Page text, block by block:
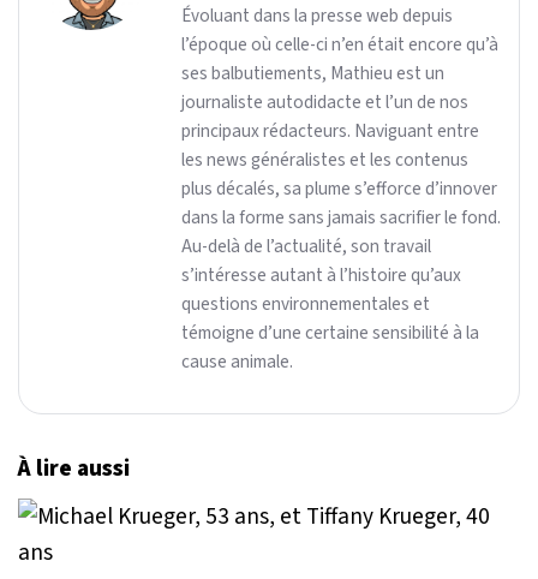
Évoluant dans la presse web depuis
l’époque où celle-ci n’en était encore qu’à
ses balbutiements, Mathieu est un
journaliste autodidacte et l’un de nos
principaux rédacteurs. Naviguant entre
les news généralistes et les contenus
plus décalés, sa plume s’efforce d’innover
dans la forme sans jamais sacrifier le fond.
Au-delà de l’actualité, son travail
s’intéresse autant à l’histoire qu’aux
questions environnementales et
témoigne d’une certaine sensibilité à la
cause animale.
À lire aussi